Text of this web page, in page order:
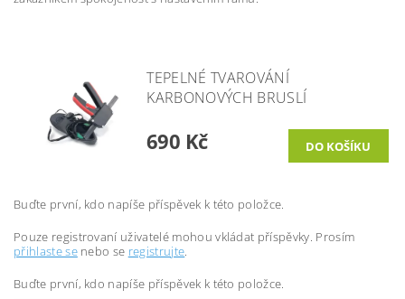
TEPELNÉ TVAROVÁNÍ
KARBONOVÝCH BRUSLÍ
690 Kč
Buďte první, kdo napíše příspěvek k této položce.
Pouze registrovaní uživatelé mohou vkládat příspěvky. Prosím
přihlaste senebo se registrujte.
Buďte první, kdo napíše příspěvek k této položce.